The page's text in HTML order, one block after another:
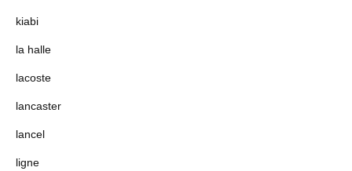
kiabi
la halle
lacoste
lancaster
lancel
ligne